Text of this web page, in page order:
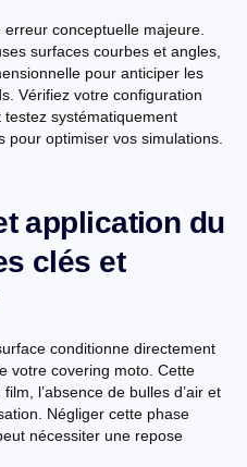
conceptuelle majeure.
surfaces courbes et angles,
pour anticiper les
Vérifiez votre configuration
systématiquement
pour optimiser vos simulations.
application du
clés et
conditionne directement
votre covering moto. Cette
l’absence de bulles d’air et
Négliger cette phase
nécessiter une repose